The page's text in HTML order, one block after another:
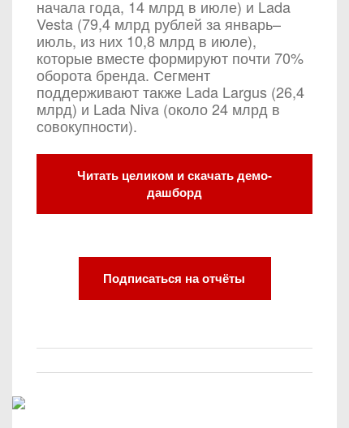
начала года, 14 млрд в июле) и Lada
Vesta (79,4 млрд рублей за январь–
июль, из них 10,8 млрд в июле),
которые вместе формируют почти 70%
оборота бренда. Сегмент
поддерживают также Lada Largus (26,4
млрд) и Lada Niva (около 24 млрд в
совокупности).
Читать целиком и скачать демо-
дашборд
Подписаться на отчёты